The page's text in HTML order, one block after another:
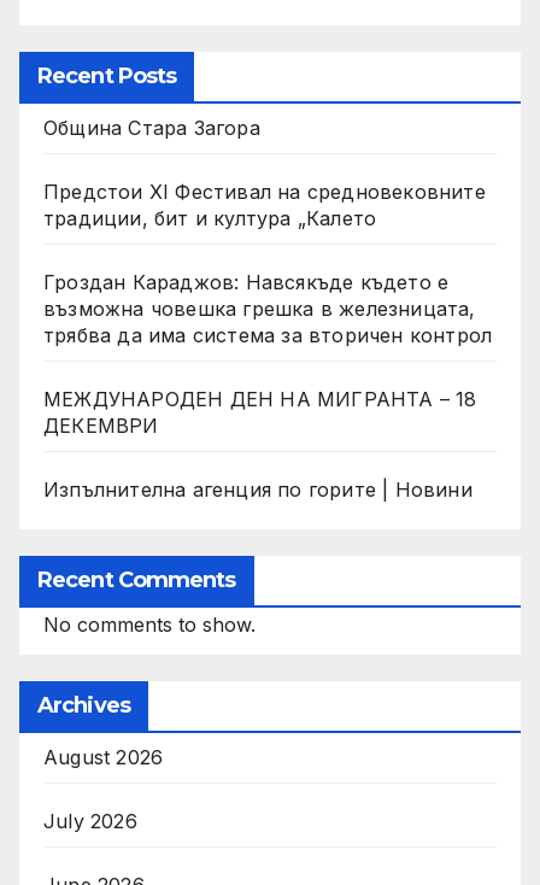
Recent Posts
Община Стара Загора
Предстои XI Фестивал на средновековните
традиции, бит и култура „Калето
Гроздан Караджов: Навсякъде където е
възможна човешка грешка в железницата,
трябва да има система за вторичен контрол
МЕЖДУНАРОДЕН ДЕН НА МИГРАНТА – 18
ДЕКЕМВРИ
Изпълнителна агенция по горите | Новини
Recent Comments
No comments to show.
Archives
August 2026
July 2026